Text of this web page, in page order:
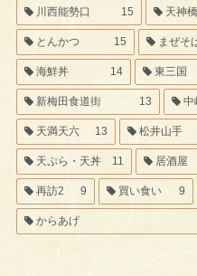
川西能勢口 15 天神
とんかつ 15 まぜそ
海鮮丼 14 東三国
新梅田食道街 13 中
天満天六 13 松井山手
天ぷら・天丼 11 居酒屋
再訪2 9 買い食い 9
からあげ